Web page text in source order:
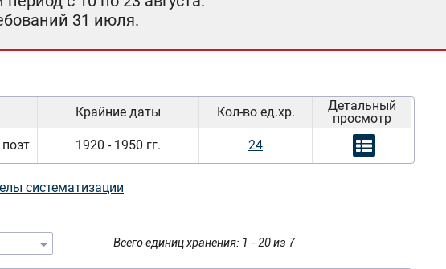
31 июля.
Крайние даты Кол-во ед.хр.
Детальный
просмотр
1920 - 1950 гг. 24
систематизации
Всего единиц хранения: 1 - 20 из 7